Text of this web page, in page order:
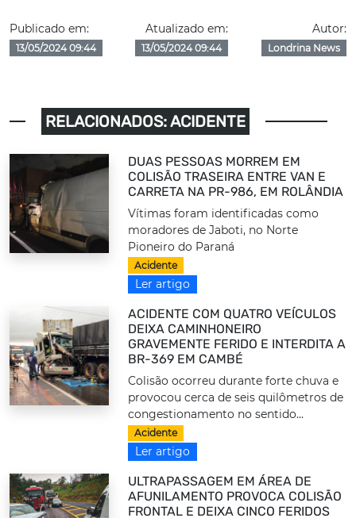
Publicado em:
13/05/2024 09:44
Atualizado em:
13/05/2024 09:44
Autor:
Londrina News
RELACIONADOS: ACIDENTE
DUAS PESSOAS MORREM EM
COLISÃO TRASEIRA ENTRE VAN E
CARRETA NA PR-986, EM ROLÂNDIA
Vítimas foram identificadas como
moradores de Jaboti, no Norte
Pioneiro do Paraná
Acidente
Ler artigo
ACIDENTE COM QUATRO VEÍCULOS
DEIXA CAMINHONEIRO
GRAVEMENTE FERIDO E INTERDITA A
BR-369 EM CAMBÉ
Colisão ocorreu durante forte chuva e
provocou cerca de seis quilômetros de
congestionamento no sentido...
Acidente
Ler artigo
ULTRAPASSAGEM EM ÁREA DE
AFUNILAMENTO PROVOCA COLISÃO
FRONTAL E DEIXA CINCO FERIDOS